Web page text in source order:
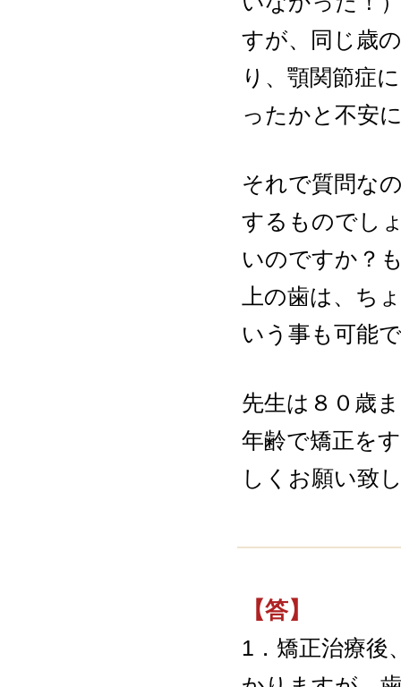
すが、同じ歳
り、顎関節症
ったかと不安
それで質問な
するものでし
いのですか？
上の歯は、ち
いう事も可能
先生は８０歳
年齢で矯正を
しくお願い致
【答】
1．矯正治療後